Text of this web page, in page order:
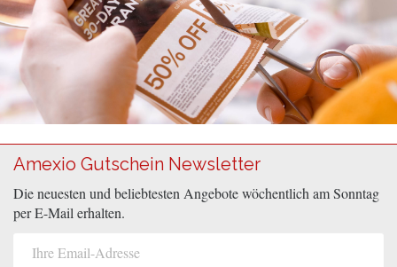
Amexio Gutschein Newsletter
Die neuesten und beliebtesten Angebote wöchentlich am Sonntag
per E-Mail erhalten.